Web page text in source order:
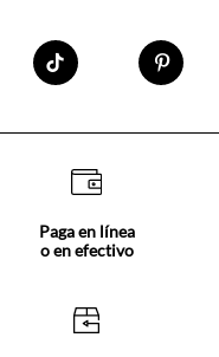
Paga en línea
o en efectivo